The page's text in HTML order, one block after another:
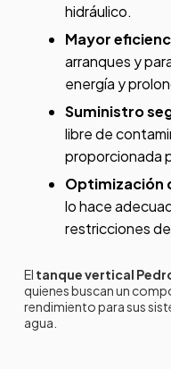
hidráulico.
Mayor
arranques y
energía y
Suministro
libre de
proporcionada
Optimización
lo hace
restricciones
El tanque vertical
quienes buscan un
rendimiento para sus
agua.